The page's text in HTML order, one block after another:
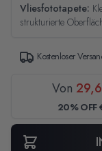
Vliesfototapete:
strukturierte
Kostenloser
Von
20% OFF